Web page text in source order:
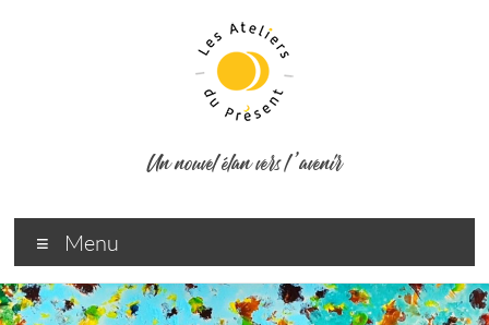
Un nouvel élan vers l ’avenir
Menu